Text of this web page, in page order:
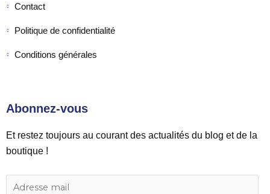
Contact
Politique de confidentialité
Conditions générales
Abonnez-vous
Et restez toujours au courant des actualités du blog et de la
boutique !